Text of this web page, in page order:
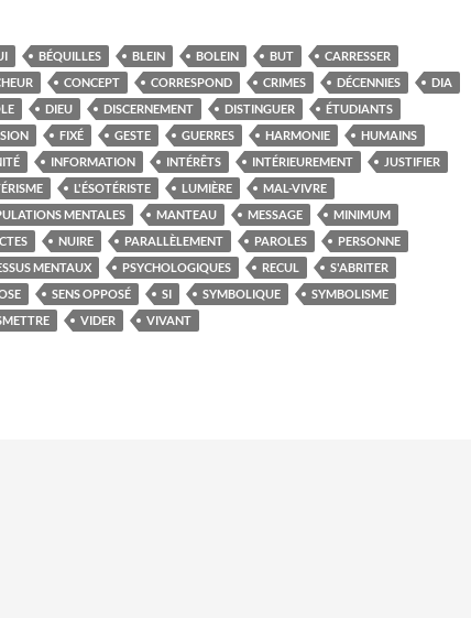
BÉQUILLES BLEIN BOLEIN BUT
CARRESSER
CONCEPT CORRESPOND CRIMES DÉCENNIES
DIA
DIEU DISCERNEMENT DISTINGUER
ÉTUDIANTS
FIXÉ GESTE GUERRES HARMONIE
HUMAINS
INFORMATION INTÉRÊTS INTÉRIEUREMENT
JUSTIFIER
L'ÉSOTÉRISTE LUMIÈRE
MAL-VIVRE
MENTALES
MANTEAU MESSAGE
MINIMUM
NUIRE PARALLÈLEMENT PAROLES
PERSONNE
MENTAUX
PSYCHOLOGIQUES RECUL
S'ABRITER
SENS OPPOSÉ SI SYMBOLIQUE
SYMBOLISME
VIDER VIVANT